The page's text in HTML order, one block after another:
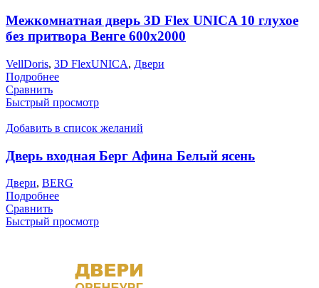
Межкомнатная дверь 3D Flex UNICA 10 глухое
без притвора Венге 600х2000
VellDoris, 3D FlexUNICA, Двери
Подробнее
Сравнить
Быстрый просмотр
Добавить в список желаний
Дверь входная Берг Афина Белый ясень
Двери, BERG
Подробнее
Сравнить
Быстрый просмотр